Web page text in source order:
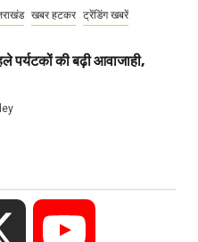
खबर हटकर ट्रेंडिंग खबरें
पर्यटकों की बढ़ी आवाजाही,